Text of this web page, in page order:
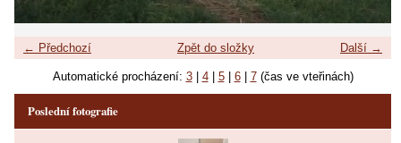
← Předchozí Další →
Zpět do složky
Automatické procházení: 3| 4| 5| 6| 7(čas ve vteřinách)
Poslední fotografie